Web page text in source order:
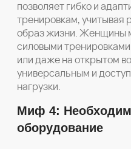
позволяет гибко и
тренировкам, учитывая
образ жизни. Женщины
силовыми
или даже на открытом
универсальным и
нагрузки.
Миф 4:
оборудование